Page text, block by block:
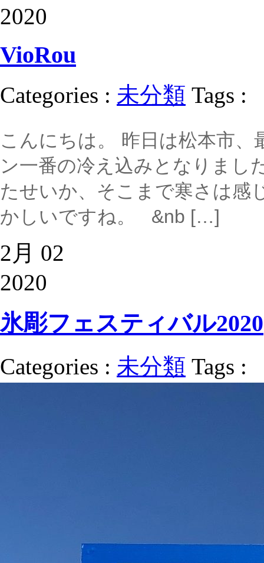
2020
VioRou
Categories : 未分類 Tags :
こんにちは。 昨日は松本市
ン一番の冷え込みとなりまし
たせいか、そこまで寒さは感
かしいですね。 &nb […]
2月 02
2020
氷彫フェスティバル2020
Categories : 未分類 Tags :